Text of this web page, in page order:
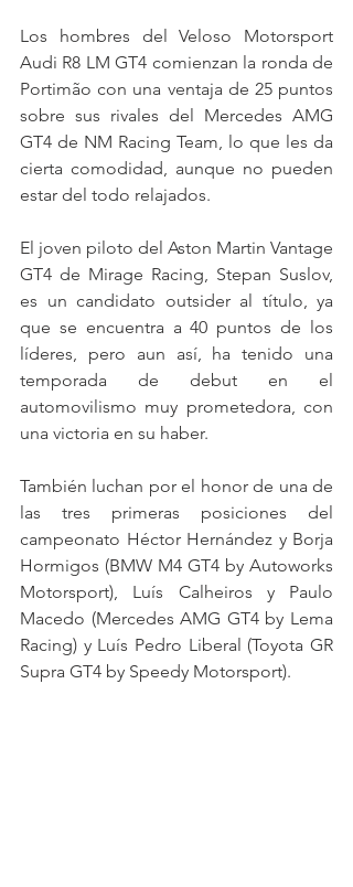
Los hombres del Veloso Motorsport
Audi R8 LM GT4 comienzan la ronda de
Portimão con una ventaja de 25 puntos
sobre sus rivales del Mercedes AMG
GT4 de NM Racing Team, lo que les da
cierta comodidad, aunque no pueden
estar del todo relajados.
El joven piloto del Aston Martin Vantage
GT4 de Mirage Racing, Stepan Suslov,
es un candidato outsider al título, ya
que se encuentra a 40 puntos de los
líderes, pero aun así, ha tenido una
temporada de debut en el
automovilismo muy prometedora, con
una victoria en su haber.
También luchan por el honor de una de
las tres primeras posiciones del
campeonato Héctor Hernández y Borja
Hormigos (BMW M4 GT4 by Autoworks
Motorsport), Luís Calheiros y Paulo
Macedo (Mercedes AMG GT4 by Lema
Racing) y Luís Pedro Liberal (Toyota GR
Supra GT4 by Speedy Motorsport).